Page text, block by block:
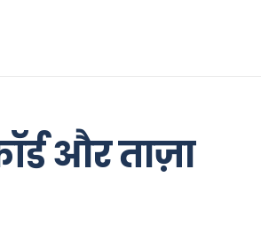
और ताज़ा